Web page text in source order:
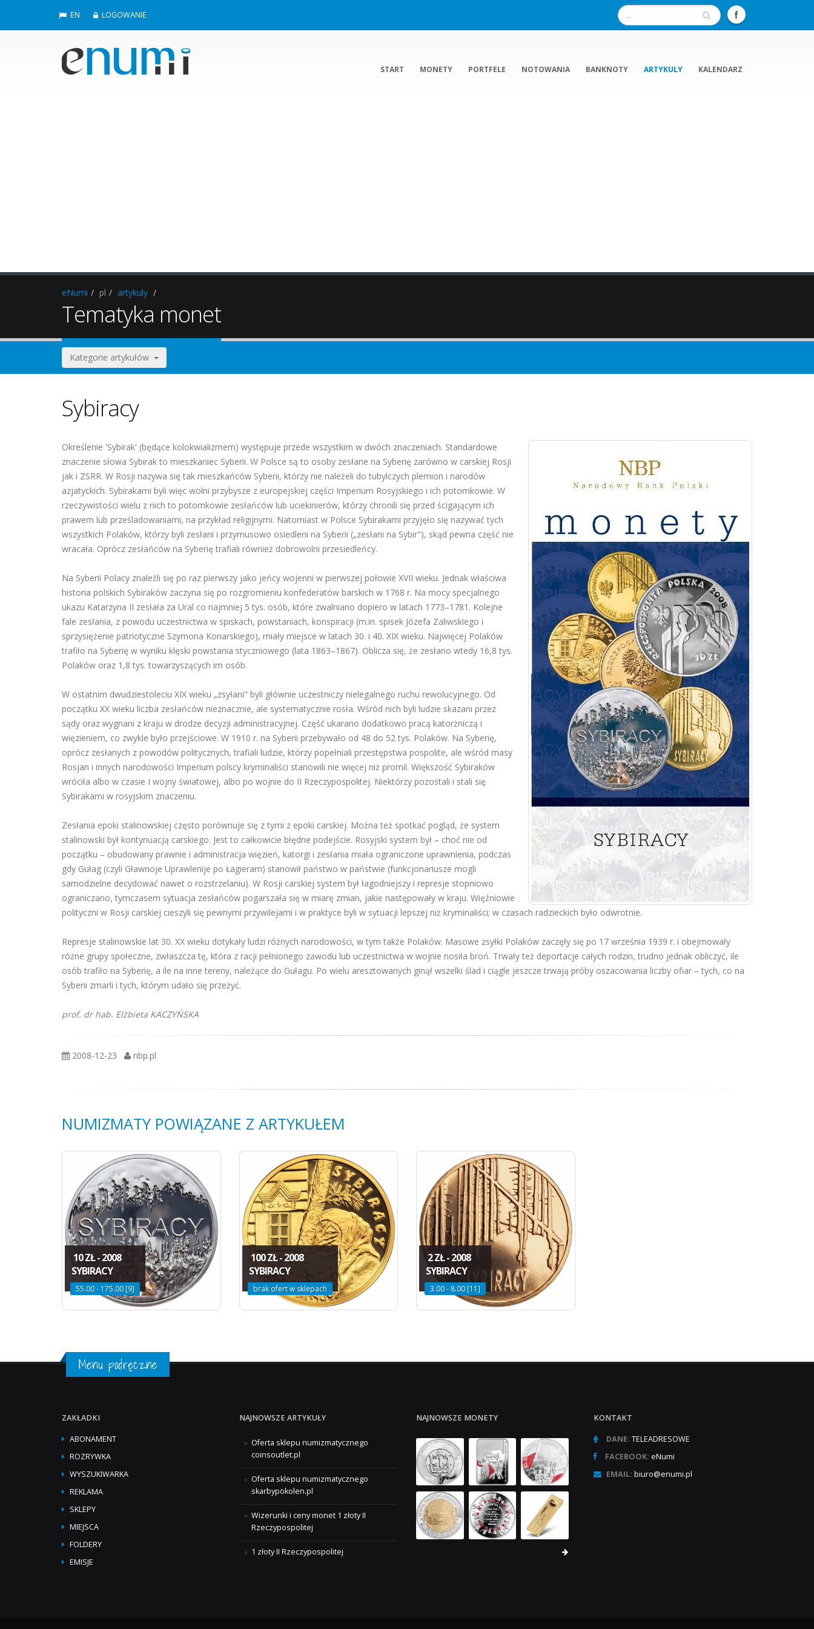
EN LOGOWANIE
START MONETY PORTFELE NOTOWANIA BANKNOTY ARTYKULY KALENDARZ
eNumi pl artykuly
Tematyka monet
Kategorie artykułów
Sybiracy
Określenie 'Sybirak' (będące kolokwializmem) występuje przede wszystkim w dwóch znaczeniach. Standardowe
znaczenie słowa Sybirak to mieszkaniec Syberii. W Polsce są to osoby zesłane na Syberię zarówno w carskiej Rosji
jak i ZSRR. W Rosji nazywa się tak mieszkańców Syberii, którzy nie należeli do tubylczych plemion i narodów
azjatyckich. Sybirakami byli więc wolni przybysze z europejskiej części Imperium Rosyjskiego i ich potomkowie. W
rzeczywistości wielu z nich to potomkowie zesłańców lub uciekinierów, którzy chronili się przed ścigającym ich
prawem lub prześladowaniami, na przykład religijnymi. Natomiast w Polsce Sybirakami przyjęło się nazywać tych
wszystkich Polaków, którzy byli zesłani i przymusowo osiedleni na Syberii („zesłani na Sybir"), skąd pewna część nie
wracała. Oprócz zesłańców na Syberię trafiali również dobrowolni przesiedleńcy.
Na Syberii Polacy znaleźli się po raz pierwszy jako jeńcy wojenni w pierwszej połowie XVII wieku. Jednak właściwa
historia polskich Sybiraków zaczyna się po rozgromieniu konfederatów barskich w 1768 r. Na mocy specjalnego
ukazu Katarzyna II zesłała za Ural co najmniej 5 tys. osób, które zwalniano dopiero w latach 1773–1781. Kolejne
fale zesłania, z powodu uczestnictwa w spiskach, powstaniach, konspiracji (m.in. spisek Józefa Zaliwskiego i
sprzysiężenie patriotyczne Szymona Konarskiego), miały miejsce w latach 30. i 40. XIX wieku. Najwięcej Polaków
trafiło na Syberię w wyniku klęski powstania styczniowego (lata 1863–1867). Oblicza się, że zesłano wtedy 16,8 tys.
Polaków oraz 1,8 tys. towarzyszących im osób.
W ostatnim dwudziestoleciu XIX wieku „zsyłani" byli głównie uczestniczy nielegalnego ruchu rewolucyjnego. Od
początku XX wieku liczba zesłańców nieznacznie, ale systematycznie rosła. Wśród nich byli ludzie skazani przez
sądy oraz wygnani z kraju w drodze decyzji administracyjnej. Część ukarano dodatkowo pracą katorżniczą i
więzieniem, co zwykle było przejściowe. W 1910 r. na Syberii przebywało od 48 do 52 tys. Polaków. Na Syberię,
oprócz zesłanych z powodów politycznych, trafiali ludzie, którzy popełniali przestępstwa pospolite, ale wśród masy
Rosjan i innych narodowości Imperium polscy kryminaliści stanowili nie więcej niż promil. Większość Sybiraków
wróciła albo w czasie I wojny światowej, albo po wojnie do II Rzeczypospolitej. Niektórzy pozostali i stali się
Sybirakami w rosyjskim znaczeniu.
Zesłania epoki stalinowskiej często porównuje się z tymi z epoki carskiej. Można też spotkać pogląd, że system
stalinowski był kontynuacją carskiego. Jest to całkowicie błędne podejście. Rosyjski system był – choć nie od
początku – obudowany prawnie i administracja więzień, katorgi i zesłania miała ograniczone uprawnienia, podczas
gdy Gułag (czyli Gławnoje Uprawlenije po Łagieram) stanowił państwo w państwie (funkcjonariusze mogli
samodzielne decydować nawet o rozstrzelaniu). W Rosji carskiej system był łagodniejszy i represje stopniowo
ograniczano, tymczasem sytuacja zesłańców pogarszała się w miarę zmian, jakie następowały w kraju. Więźniowie
polityczni w Rosji carskiej cieszyli się pewnymi przywilejami i w praktyce byli w sytuacji lepszej niż kryminaliści; w czasach radzieckich było odwrotnie.
Represje stalinowskie lat 30. XX wieku dotykały ludzi różnych narodowości, w tym także Polaków. Masowe zsyłki Polaków zaczęły się po 17 września 1939 r. i obejmowały
różne grupy społeczne, zwłaszcza tę, która z racji pełnionego zawodu lub uczestnictwa w wojnie nosiła broń. Trwały też deportacje całych rodzin, trudno jednak obliczyć, ile
osób trafiło na Syberię, a ile na inne tereny, należące do Gułagu. Po wielu aresztowanych ginął wszelki ślad i ciągle jeszcze trwają próby oszacowania liczby ofiar – tych, co na
Syberii zmarli i tych, którym udało się przeżyć.
prof. dr hab. Elżbieta KACZYŃSKA
2008-12-23 nbp.pl
NUMIZMATY POWIĄZANE Z ARTYKUŁEM
10 ZŁ - 2008
SYBIRACY
55.00 - 175.00 [9]
100 ZŁ - 2008
SYBIRACY
brak ofert w sklepach
2 ZŁ - 2008
SYBIRACY
3.00 - 8.00 [11]
Menu podręczne
ZAKŁADKI
ABONAMENT
ROZRYWKA
WYSZUKIWARKA
REKLAMA
SKLEPY
MIEJSCA
FOLDERY
EMISJE
NAJNOWSZE ARTYKUŁY
Oferta sklepu numizmatycznego
coinsoutlet.pl
Oferta sklepu numizmatycznego
skarbypokolen.pl
Wizerunki i ceny monet 1 złoty II
Rzeczypospolitej
1 złoty II Rzeczypospolitej
NAJNOWSZE MONETY KONTAKT
DANE: TELEADRESOWE
FACEBOOK: eNumi
EMAIL: biuro@enumi.pl